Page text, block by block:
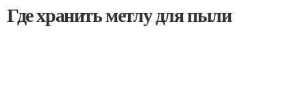
Где хранить метлу для пыли